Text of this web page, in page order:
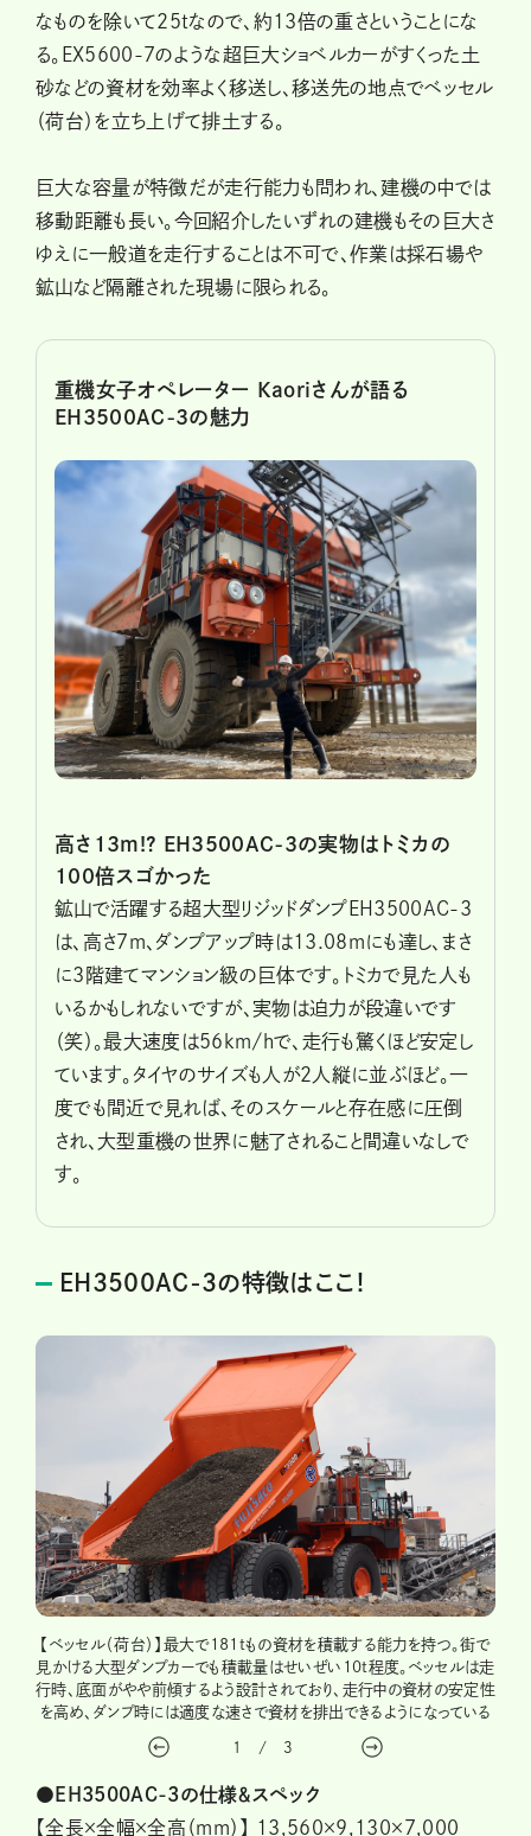
なものを除いて25tなので、約13倍の重さということにな
る。EX5600-7のような超巨大ショベルカーがすくった土
砂などの資材を効率よく移送し、移送先の地点でベッセル
（荷台）を立ち上げて排土する。
巨大な容量が特徴だが走行能力も問われ、建機の中では
移動距離も長い。今回紹介したいずれの建機もその巨大さ
ゆえに一般道を走行することは不可で、作業は採石場や
鉱山など隔離された現場に限られる。
重機女子オペレーター Kaoriさんが語る
EH3500AC-3の魅力
高さ13m!? EH3500AC-3の実物はトミカの
100倍スゴかった
鉱山で活躍する超大型リジッドダンプEH3500AC-3
は、高さ7m、ダンプアップ時は13.08mにも達し、まさ
に3階建てマンション級の巨体です。トミカで見た人も
いるかもしれないですが、実物は迫力が段違いです
（笑）。最大速度は56km/hで、走行も驚くほど安定し
ています。タイヤのサイズも人が2人縦に並ぶほど。一
度でも間近で見れば、そのスケールと存在感に圧倒
され、大型重機の世界に魅了されること間違いなしで
す。
EH3500AC-3の特徴はここ！
【ベッセル（荷台）】最大で181tもの資材を積載する能力を持つ。街で
見かける大型ダンプカーでも積載量はせいぜい10t程度。ベッセルは走
行時、底面がやや前傾するよう設計されており、走行中の資材の安定性
を高め、ダンプ時には適度な速さで資材を排出できるようになっている
1 / 3
●EH3500AC-3の仕様＆スペック
【全長×全幅×全高（mm）】 13,560×9,130×7,000